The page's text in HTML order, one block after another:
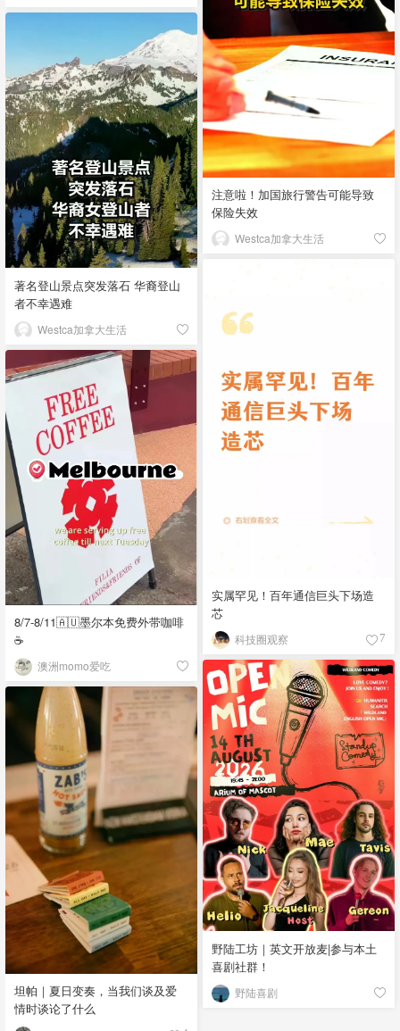
注意啦！加国旅行警告可能导致
保险失效
Westca加拿大生活
著名登山景点突发落石 华裔登山
者不幸遇难
Westca加拿大生活
实属罕见！百年通信巨头下场造
芯
科技圈观察 7
8/7-8/11🇦🇺墨尔本免费外带咖啡
☕
澳洲momo爱吃
野陆工坊｜英文开放麦|参与本土
喜剧社群！
野陆喜剧
坦帕｜夏日变奏，当我们谈及爱
情时谈论了什么